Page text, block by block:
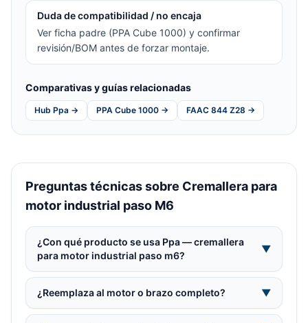
Duda de compatibilidad / no encaja
Ver ficha padre (PPA Cube 1000) y confirmar
revisión/BOM antes de forzar montaje.
Comparativas y guías relacionadas
Hub Ppa → PPA Cube 1000 → FAAC 844 Z28 →
Preguntas técnicas sobre Cremallera para
motor industrial paso M6
¿Con qué producto se usa Ppa — cremallera
para motor industrial paso m6?
▼
¿Reemplaza al motor o brazo completo? ▼